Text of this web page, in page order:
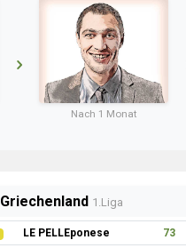
Nach 1 Monat
Griechenland 1.Liga
LE PELLEponese 73